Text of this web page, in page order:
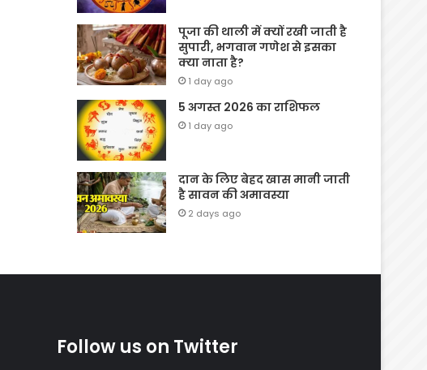
पूजा की थाली में क्यों रखी जाती है
सुपारी, भगवान गणेश से इसका
क्या नाता है?
1 day ago
5 अगस्त 2026 का राशिफल
1 day ago
दान के लिए बेहद खास मानी जाती
है सावन की अमावस्या
2 days ago
Follow us on Twitter